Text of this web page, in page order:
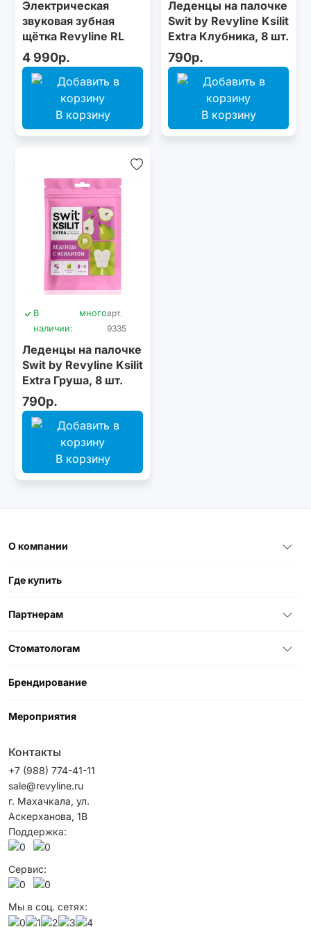
Электрическая
звуковая зубная
щётка Revyline RL
075 Black by Dr.
Baburov
4 990р.
В корзину
Леденцы на палочке
Swit by Revyline Ksilit
Extra Клубника, 8 шт.
790р.
В корзину
В
наличии:
многоарт.
9335
Леденцы на палочке
Swit by Revyline Ksilit
Extra Груша, 8 шт.
790р.
В корзину
О компании
Где купить
Партнерам
Стоматологам
Брендирование
Мероприятия
Контакты
+7 (988) 774-41-11
sale@revyline.ru
г. Махачкала, ул.
Аскерханова, 1B
Поддержка:
Сервис:
Мы в соц. сетях: